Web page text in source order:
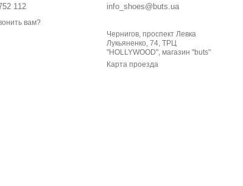
112
вам?
info_shoes@buts.ua
Чернигов, проспект Левка
Лукьяненко, 74, ТРЦ
"HOLLYWOOD", магазин "buts"
Карта проезда